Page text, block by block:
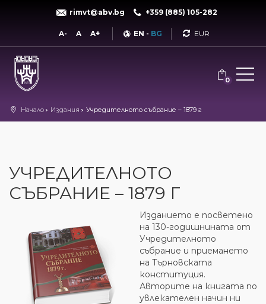
rimvt@abv.bg +359 (885) 105-282
A- A A+ EN - BG Currency
0
Начало Издания Учредителното събрание – 1879 г
УЧРЕДИТЕЛНОТО
СЪБРАНИЕ – 1879 Г
Изданието е посветено
на 130-годишнината от
Учредителното
събрание и приемането
на Търновската
конституция.
Авторите на книгата по
увлекателен начин ни